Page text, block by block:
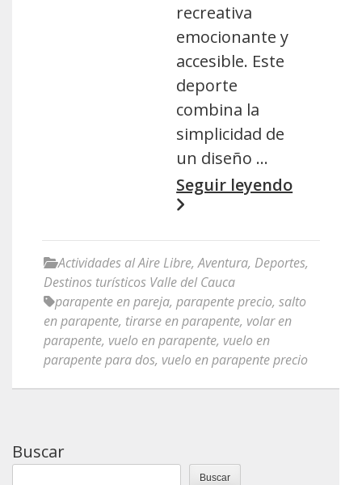
recreativa
emocionante y
accesible. Este
deporte
combina la
simplicidad de
un diseño …
Seguir leyendo
Actividades al Aire Libre,Aventura, Deportes,
Destinos turísticos Valle del Cauca
parapente en pareja, parapente precio, salto
en parapente, tirarse en parapente, volar en
parapente, vuelo en parapente, vuelo en
parapente para dos, vuelo en parapente precio
Buscar
Buscar